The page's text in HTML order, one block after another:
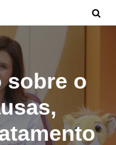
sobre o